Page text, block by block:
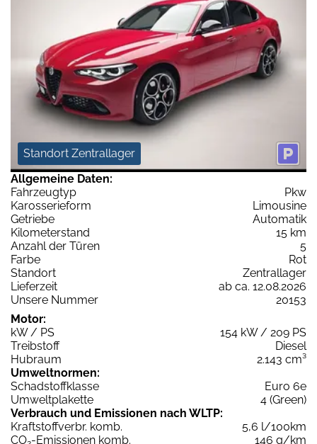
Standort Zentrallager
Allgemeine Daten:
Fahrzeugtyp
Pkw
Karosserieform
Limousine
Getriebe
Automatik
Kilometerstand
15 km
Anzahl der Türen
5
Farbe
Rot
Standort
Zentrallager
Lieferzeit
ab ca. 12.08.2026
Unsere Nummer
20153
Motor:
kW / PS
154 kW / 209 PS
Treibstoff
Diesel
Hubraum
2.143 cm³
Umweltnormen:
Schadstoffklasse
Euro 6e
Umweltplakette
4 (Green)
Verbrauch und Emissionen nach WLTP:
Kraftstoffverbr. komb.
5,6 l/100km
CO -Emissionen komb. 146 g/km